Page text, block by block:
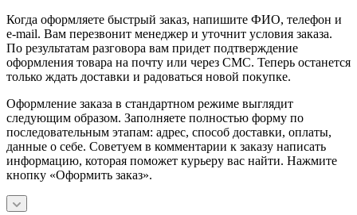
Когда оформляете быстрый заказ, напишите ФИО, телефон и
e-mail. Вам перезвонит менеджер и уточнит условия заказа.
По результатам разговора вам придет подтверждение
оформления товара на почту или через СМС. Теперь останется
только ждать доставки и радоваться новой покупке.
Оформление заказа в стандартном режиме выглядит
следующим образом. Заполняете полностью форму по
последовательным этапам: адрес, способ доставки, оплаты,
данные о себе. Советуем в комментарии к заказу написать
информацию, которая поможет курьеру вас найти. Нажмите
кнопку «Оформить заказ».